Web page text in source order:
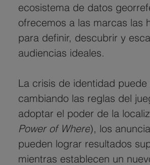
ecosistema de datos
ofrecemos a las marcas las
para definir, descubrir y
audiencias ideales.
La crisis de identidad puede
cambiando las reglas del
adoptar el poder de la
Power of Where), los
pueden lograr resultados
mientras establecen un